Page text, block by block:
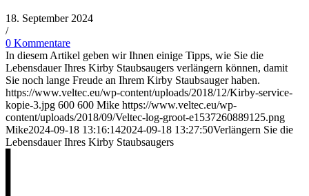
18. September 2024
/
0 Kommentare
In diesem Artikel geben wir Ihnen einige Tipps, wie Sie die
Lebensdauer Ihres Kirby Staubsaugers verlängern können, damit
Sie noch lange Freude an Ihrem Kirby Staubsauger haben.
https://www.veltec.eu/wp-content/uploads/2018/12/Kirby-service-
kopie-3.jpg 600 600 Mike https://www.veltec.eu/wp-
content/uploads/2018/09/Veltec-log-groot-e1537260889125.png
Mike2024-09-18 13:16:142024-09-18 13:27:50Verlängern Sie die
Lebensdauer Ihres Kirby Staubsaugers